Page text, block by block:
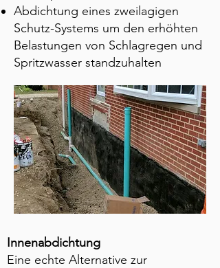
Abdichtung eines zweilagigen
Schutz-Systems um den erhöhten
Belastungen von Schlagregen und
Spritzwasser standzuhalten
Innenabdichtung
Eine echte Alternative zur